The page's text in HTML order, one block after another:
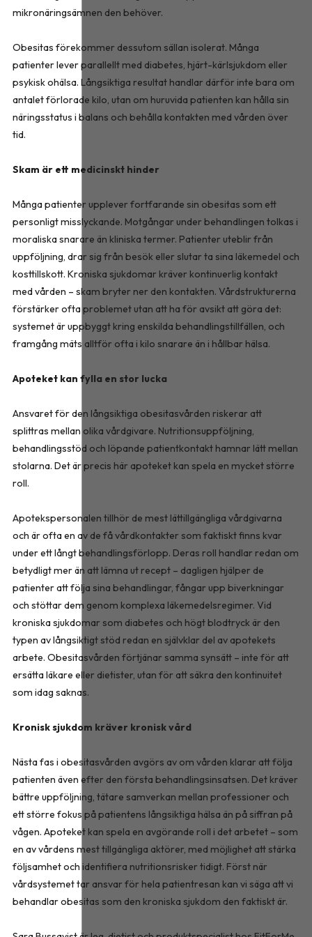
mikronäringsämnen den behöver.
Obesitas förekommer dessutom sällan isolerat. Många
patienter lever parallellt med diabetes, hjärt-kärlsjukdom eller
psykisk ohälsa. Långsiktiga resultat handlar därför inte bara om
antalet förlorade kilo, utan om huruvida patienten kan hålla sin
näringsstatus i balans och behålla kontakten med vården över
tid.
Skam är ett medicinskt hinder
Många patienter upplever fortfarande sin obesitas som ett
personligt misslyckande. Motgångar under behandlingen tolkas i
moraliska snarare än kliniska termer. Patienter uteblir från
uppföljning, drar sig från besök eller slutar ta sina läkemedel och
kosttillskott. Kroniska sjukdomar kräver kontinuerlig kontakt
med vården – skam bryter ner den kontakten. Vårdstrukturerna
förstärker ofta problemet utan att ha för avsikt att göra det:
systemet är uppbyggt kring enskilda behandlingstillfällen, och
framgång mäts alltför ofta i kilo snarare än i hållbar hälsa.
Apoteket kan fylla en stor lucka
Ansvaret för den långsiktiga obesitasvården riskerar att
splittras mellan olika vårdgivare. Nutritionsuppföljning,
behandlingsstöd och löpande patientkontakt hamnar lätt mellan
stolarna. Det är precis här apoteket kan spela en mycket större
roll.
Apotekspersonalen tillhör de mest lättillgängliga vårdgivarna
och är ofta en av de få vårdkontakter som faktiskt finns kvar
under ett långt behandlingsförlopp. Deras roll handlar redan om
betydligt mer än att lämna ut recept – dagligen hjälper de
patienter att följa sina behandlingar, fångar upp biverkningar
och stöttar dem genom komplexa läkemedelsregimer. Vid
kroniska sjukdomar som diabetes och högt blodtryck är den
typen av långsiktigt stöd redan en självklar del av apotekets
arbete. Obesitasvården förtjänar samma synsätt – inte för att
ersätta läkare eller dietister, utan för att säkra den kontinuitet
som idag saknas.
Kronisk sjukdom kräver kronisk vård
Nästa fas i obesitasvården avgörs av om vården klarar att följa
patienten även efter den första behandlingsinsatsen. Det kräver
bättre uppföljning, tätare samverkan mellan professioner och
ett större fokus på patientens långsiktiga hälsa än på siffran på
vågen. Apoteket kan spela en avgörande roll i det arbetet – som
en av vårdens mest tillgängliga aktörer, med möjlighet att stärka
följsamhet och identifiera nutritionsrisker tidigt. Först när
vårdsystemet tar ansvar för hela patientresan kan vi säga att vi
behandlar obesitas som den kroniska sjukdom den faktiskt är.